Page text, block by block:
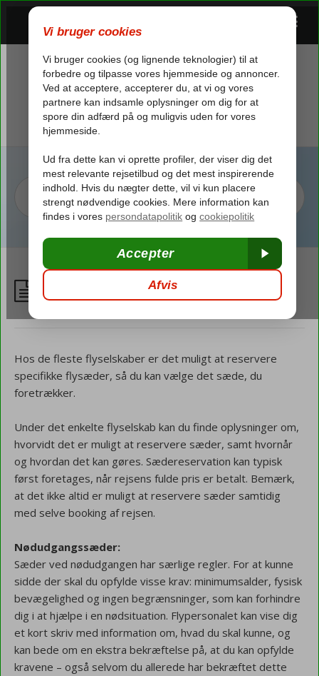
Hos de fleste flyselskaber er det muligt at reservere
specifikke flysæder, så du kan vælge det sæde, du
foretrækker.
Under det enkelte flyselskab kan du finde oplysninger om,
hvorvidt det er muligt at reservere sæder, samt hvornår
og hvordan det kan gøres. Sædereservation kan typisk
først foretages, når rejsens fulde pris er betalt. Bemærk,
at det ikke altid er muligt at reservere sæder samtidig
med selve booking af rejsen.
Nødudgangssæder:
Sæder ved nødudgangen har særlige regler. For at kunne
sidde der skal du opfylde visse krav: minimumsalder, fysisk
bevægelighed og ingen begrænsninger, som kan forhindre
dig i at hjælpe i en nødsituation. Flypersonalet kan vise dig
et kort skriv med information om, hvad du skal kunne, og
kan bede om en ekstra bekræftelse på, at du kan opfylde
kravene – også selvom du allerede har bekræftet dette